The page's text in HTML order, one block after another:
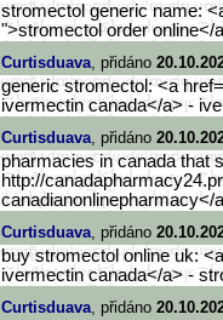
stromectol generic name:
">stromectol order
Curtisduava, přidáno
generic stromectol: <a
ivermectin canada</a> -
Curtisduava, přidáno
pharmacies in canada that
http://
canadianonlinepharmacy</
Curtisduava, přidáno
buy stromectol online uk:
ivermectin canada</a> -
Curtisduava, přidáno